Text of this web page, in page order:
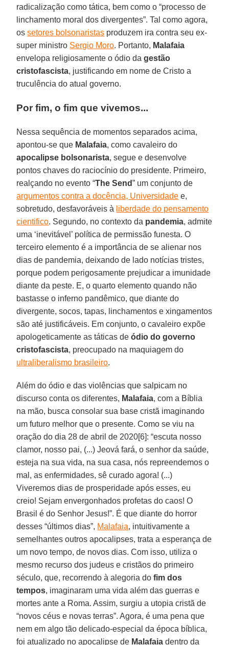
radicalização como tática, bem como o “processo de
linchamento moral dos divergentes”. Tal como agora,
ossetores bolsonaristas produzem ira contra seu ex-
super ministro Sergio Moro. Portanto, Malafaia
envelopa religiosamente o ódio dagestão
cristofascista, justificando em nome de Cristo a
truculência do atual governo.
Por fim, o fim que vivemos...
Nessa sequência de momentos separados acima,
apontou-se que Malafaia, como cavaleiro do
apocalipse bolsonarista, segue e desenvolve
pontos chaves do raciocínio do presidente. Primeiro,
realçando no evento “The Send” um conjunto de
argumentos contra a docência, Universidade e,
sobretudo, desfavoráveis à liberdade do pensamento
cientifico. Segundo, no contexto da pandemia, admite
uma ‘inevitável’ política de permissão funesta. O
terceiro elemento é a importância de se alienar nos
dias de pandemia, deixando de lado notícias tristes,
porque podem perigosamente prejudicar a imunidade
diante da peste. E, o quarto elemento quando não
bastasse o inferno pandêmico, que diante do
divergente, socos, tapas, linchamentos e xingamentos
são até justificáveis. Em conjunto, o cavaleiro expõe
apologeticamente as táticas deódio do governo
cristofascista, preocupado na maquiagem do
ultraliberalismo brasileiro.
Além do ódio e das violências que salpicam no
discurso conta os diferentes, Malafaia, com a Bíblia
na mão, busca consolar sua base cristã imaginando
um futuro melhor que o presente. Como se viu na
oração do dia 28 de abril de 2020[6]: “escuta nosso
clamor, nosso pai, (...) Jeová fará, o senhor da saúde,
esteja na sua vida, na sua casa, nós repreendemos o
mal, as enfermidades, sê curado agora! (...)
Viveremos dias de prosperidade após esses, eu
creio! Sejam envergonhados profetas do caos! O
Brasil é do Senhor Jesus!”. É que diante do horror
desses “últimos dias”, Malafaia, intuitivamente a
semelhantes outros apocalipses, trata a esperança de
um novo tempo, de novos dias. Com isso, utiliza o
mesmo recurso dos judeus e cristãos do primeiro
século, que, recorrendo à alegoria dofim dos
tempos, imaginaram uma vida além das guerras e
mortes ante a Roma. Assim, surgiu a utopia cristã de
“novos céus e novas terras”. Agora, é uma pena que
nem em algo tão delicado-especial da época bíblica,
foi atualizado no apocalipse de Malafaia dentro da